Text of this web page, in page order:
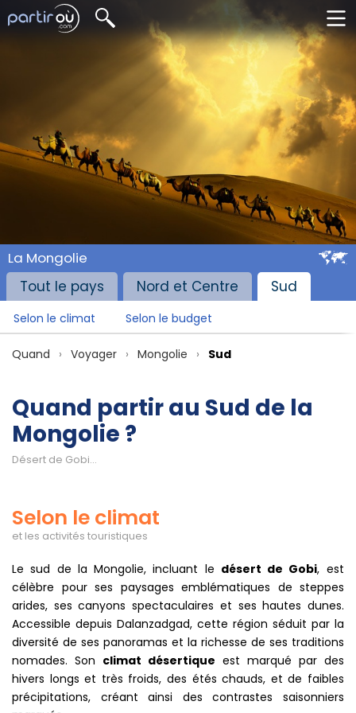
La Mongolie
Tout le pays
Nord et Centre Sud
Selon le climat Selon le budget
Quand Voyager Mongolie Sud
Quand partir au Sud de la
Mongolie ?
Désert de Gobi...
Selon le climat
et les activités touristiques
Le sud de la Mongolie, incluant le désert de Gobi, est
célèbre pour ses paysages emblématiques de steppes
arides, ses canyons spectaculaires et ses hautes dunes.
Accessible depuis Dalanzadgad, cette région séduit par la
diversité de ses panoramas et la richesse de ses traditions
nomades. Son climat désertique est marqué par des
hivers longs et très froids, des étés chauds, et de faibles
précipitations, créant ainsi des contrastes saisonniers